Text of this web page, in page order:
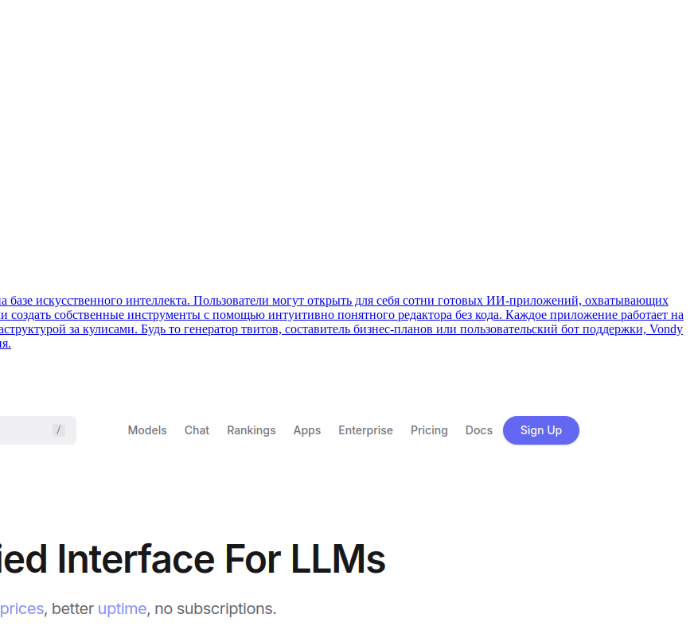
искусственного интеллекта. Пользователи могут открыть для себя сотни готовых ИИ-приложений, охватывающих
собственные инструменты с помощью интуитивно понятного редактора без кода. Каждое приложение работает на
за кулисами. Будь то генератор твитов, составитель бизнес-планов или пользовательский бот поддержки, Vondy